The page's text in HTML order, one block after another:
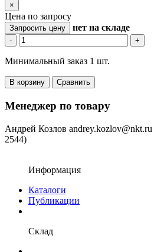
×
Цена по запросу
Запросить цену нет на складе
- +
Минимальный заказ 1 шт.
В корзину Сравнить
Менеджер по товару
Андрей Козлов andrey.kozlov@nkt.ru
2544)
Информация
Каталоги
Публикации
Склад